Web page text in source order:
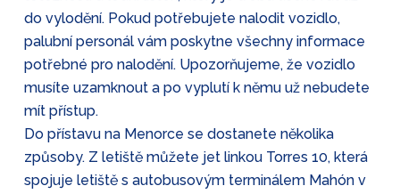
do vylodění. Pokud potřebujete nalodit vozidlo,
palubní personál vám poskytne všechny informace
potřebné pro nalodění. Upozorňujeme, že vozidlo
musíte uzamknout a po vyplutí k němu už nebudete
mít přístup.
Do přístavu na Menorce se dostanete několika
způsoby. Z letiště můžete jet linkou Torres 10, která
spojuje letiště s autobusovým terminálem Mahón v